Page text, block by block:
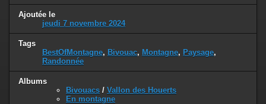
Ajoutée le
jeudi 7 novembre 2024
Tags
BestOfMontagne, Bivouac, Montagne, Paysage,
Randonnée
Albums
Bivouacs / Vallon des Houerts
En montagne